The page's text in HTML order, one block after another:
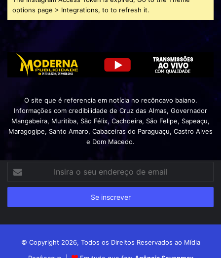
options page > Integrations, to to refresh it.
O site que é referencia em notícia no recôncavo baiano.
Informações com credibilidade de Cruz das Almas, Governador
Mangabeira, Muritiba, São Félix, Cachoeira, São Felipe, Sapeaçu,
Maragogipe, Santo Amaro, Cabaceiras do Paraguaçu, Castro Alves
e Dom Macedo.
seu
de
© Copyright 2026, Todos os Direitos Reservados ao Mídia